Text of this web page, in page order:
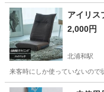
埼玉 川越市 南大塚駅
アイリス
2,000円
北浦和駅
来客時にしか使っていないので
埼玉 さいたま市 北浦